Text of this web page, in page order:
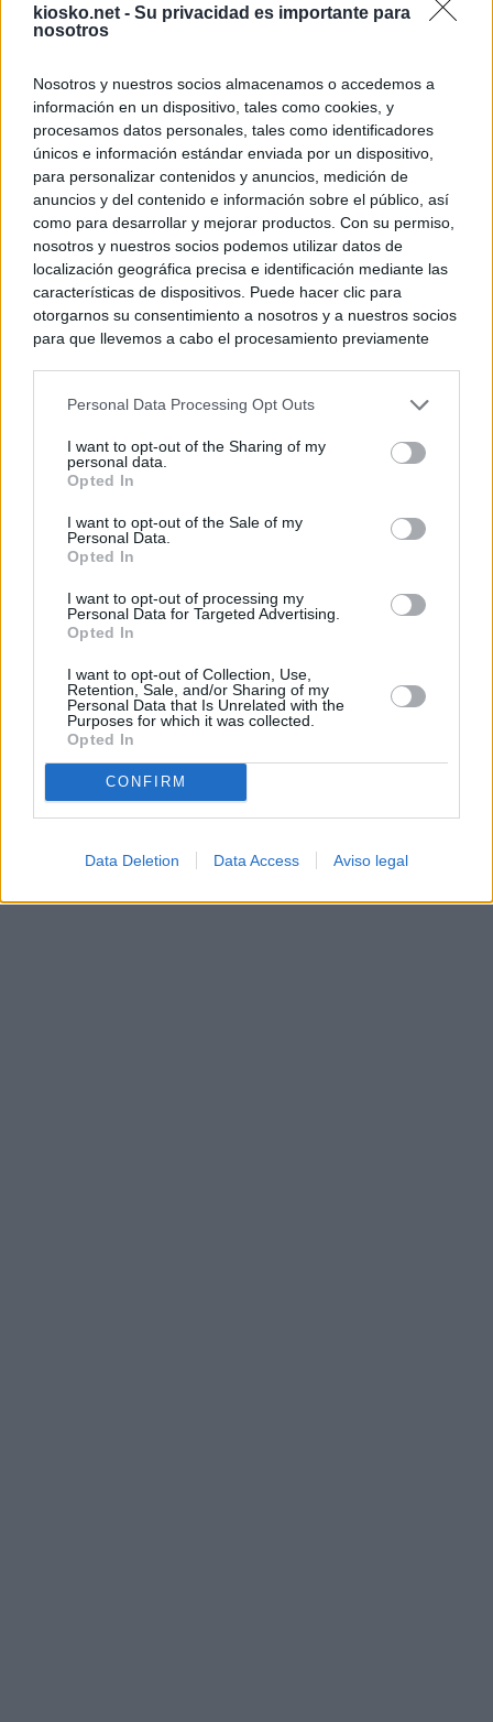
kiosko.net - Su privacidad es importante para
nosotros
Nosotros y nuestros socios almacenamos o accedemos a
información en un dispositivo, tales como cookies, y
procesamos datos personales, tales como identificadores
únicos e información estándar enviada por un dispositivo,
para personalizar contenidos y anuncios, medición de
anuncios y del contenido e información sobre el público, así
como para desarrollar y mejorar productos. Con su permiso,
nosotros y nuestros socios podemos utilizar datos de
localización geográfica precisa e identificación mediante las
características de dispositivos. Puede hacer clic para
otorgarnos su consentimiento a nosotros y a nuestros socios
para que llevemos a cabo el procesamiento previamente
negar su consentimiento. Tenga en cuenta que algún
de su consentimiento, pero usted tiene el derecho de
rechazar tal procesamiento. Sus preferencias se aplicarán
cualquier momento entrando de nuevo en este sitio web o
visitando nuestra política de privacidad.
Personal Data Processing Opt Outs
I want to opt-out of the Sharing of my
personal data.
Opted In
I want to opt-out of the Sale of my
Personal Data.
Opted In
I want to opt-out of processing my
Personal Data for Targeted Advertising.
Opted In
I want to opt-out of Collection, Use,
Retention, Sale, and/or Sharing of my
Personal Data that Is Unrelated with the
Purposes for which it was collected.
Opted In
CONFIRM
Data Deletion Data Access Aviso legal